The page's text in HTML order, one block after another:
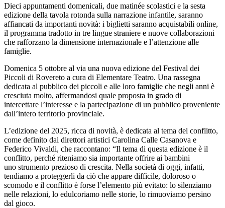
Dieci appuntamenti domenicali, due matinée scolastici e la sesta
edizione della tavola rotonda sulla narrazione infantile, saranno
affiancati da importanti novità: i biglietti saranno acquistabili online,
il programma tradotto in tre lingue straniere e nuove collaborazioni
che rafforzano la dimensione internazionale e l’attenzione alle
famiglie.
Domenica 5 ottobre al via una nuova edizione del Festival dei
Piccoli di Rovereto a cura di Elementare Teatro. Una rassegna
dedicata al pubblico dei piccoli e alle loro famiglie che negli anni è
cresciuta molto, affermandosi quale proposta in grado di
intercettare l’interesse e la partecipazione di un pubblico proveniente
dall’intero territorio provinciale.
L’edizione del 2025, ricca di novità, è dedicata al tema del conflitto,
come definito dai direttori artistici Carolina Calle Casanova e
Federico Vivaldi, che raccontano: “Il tema di questa edizione è il
conflitto, perché riteniamo sia importante offrire ai bambini
uno strumento prezioso di crescita. Nella società di oggi, infatti,
tendiamo a proteggerli da ciò che appare difficile, doloroso o
scomodo e il conflitto è forse l’elemento più evitato: lo silenziamo
nelle relazioni, lo edulcoriamo nelle storie, lo rimuoviamo persino
dal gioco.